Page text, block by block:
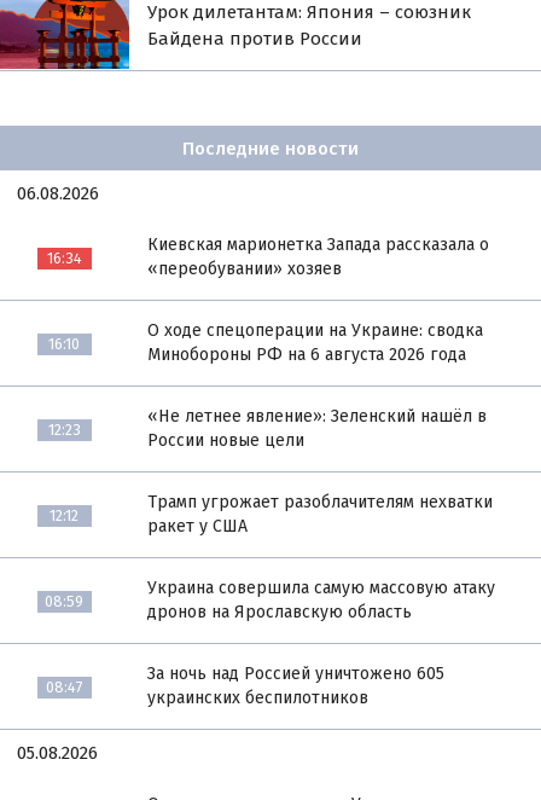
Урок дилетантам: Япония – союзник
Байдена против России
Последние новости
06.08.2026
16:34
Киевская марионетка Запада рассказала о
«переобувании» хозяев
16:10
О ходе спецоперации на Украине: сводка
Минобороны РФ на 6 августа 2026 года
12:23
«Не летнее явление»: Зеленский нашёл в
России новые цели
12:12
Трамп угрожает разоблачителям нехватки
ракет у США
08:59
Украина совершила самую массовую атаку
дронов на Ярославскую область
08:47
За ночь над Россией уничтожено 605
украинских беспилотников
05.08.2026